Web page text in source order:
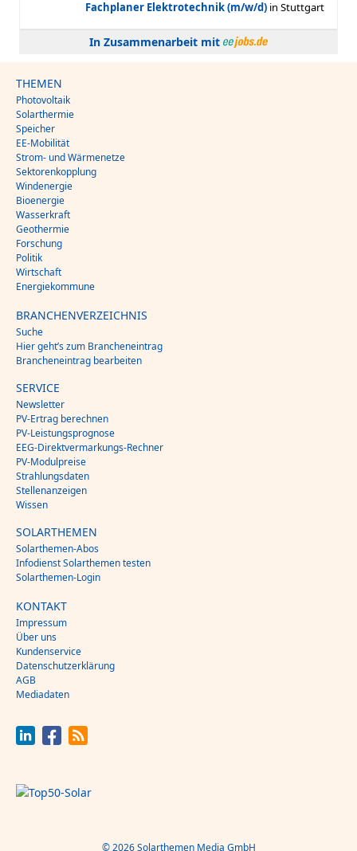
In Zusammenarbeit mit
THEMEN
Photovoltaik
Solarthermie
Speicher
EE-Mobilität
Strom- und Wärmenetze
Sektorenkopplung
Windenergie
Bioenergie
Wasserkraft
Geothermie
Forschung
Politik
Wirtschaft
Energiekommune
BRANCHENVERZEICHNIS
Suche
Hier geht’s zum Brancheneintrag
Brancheneintrag bearbeiten
SERVICE
Newsletter
PV-Ertrag berechnen
PV-Leistungsprognose
EEG-Direktvermarkungs-Rechner
PV-Modulpreise
Strahlungsdaten
Stellenanzeigen
Wissen
SOLARTHEMEN
Solarthemen-Abos
Infodienst Solarthemen testen
Solarthemen-Login
KONTAKT
Impressum
Über uns
Kundenservice
Datenschutzerklärung
AGB
Mediadaten
© 2026 Solarthemen Media GmbH